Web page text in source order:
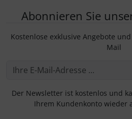
Abonnieren Sie
Kostenlose exklusive Angebote
Mail
Der Newsletter ist kostenlos und
Ihrem Kundenkonto wieder